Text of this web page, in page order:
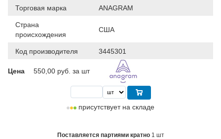
Торговая марка ANAGRAM
Страна
происхождения
США
Код производителя 3445301
Цена 550,00 руб. за шт
присутствует на складе
Поставляется партиями кратно 1 шт